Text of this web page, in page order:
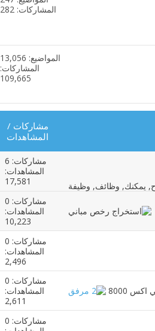
تغذيات
المشاركات: 282
مشاهدة
تغذيات
المواضيع: 13,056
المشاركات:
109,665
مشاركات /
المشاهدات
مشاركات: 6
المشاهدات:
17,581
مشاركات: 0
المشاهدات:
10,223
مشاركات: 0
المشاهدات:
2,496
مشاركات: 0
المشاهدات:
2,611
مشاركات: 0